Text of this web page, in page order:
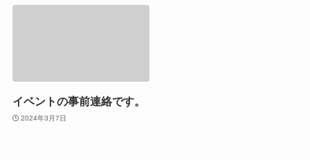
イベントの事前連絡です。
2024年3月7日